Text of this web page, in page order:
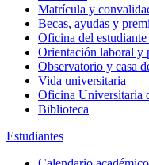
Matrícula y
Becas, ayudas y
Oficina del
Orientación laboral y
Observatorio y casa
Vida universitaria
Oficina Universitaria
Biblioteca
Estudiantes